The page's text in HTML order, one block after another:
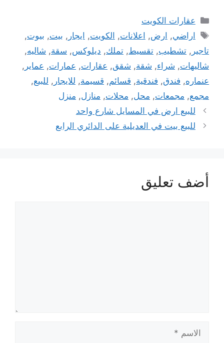
التصنيفات
عقارات الكويت
الوسوم
اراضي, ارض, اعلانات, الكويت, ايجار , بيت, بيوت,
تاجير , تشطيب, تقسيط, تملك, ديلوكس, سقة, شاليه,
شاليهات, شراء, شقة, شقق, عقارات, عمارات, عماير ,
عنماره, فندق, فندقية, قسائم, قسيمة, للايجار , للبيع,
مجمع, مجمعات, محل, محلات, منازل, منزل
للبيع ارض في المسايل شارع واحد
للبيع بيت في العديلية على الدائري الرابع
أضف تعليق